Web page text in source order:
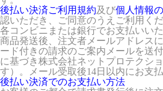
後払い決済ご利用規約及び個人情報
認いただき、ご同意のうえご利用くだ
各コンビニまたは銀行でお支払いいた
商品発送後、注文者メールアドレス
ード付きの請求のご案内メールを送
に基づき株式会社ネットプロテクシ
す）。メール受取後14日以内にお支払
後払い決済でのお支払い方法